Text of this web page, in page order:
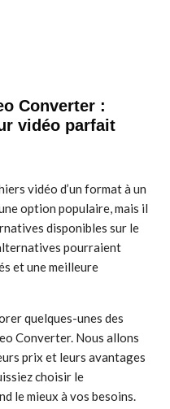
Converter :
vidéo parfait
vidéo d’un format à un
option populaire, mais il
disponibles sur le
pourraient
et une meilleure
quelques-unes des
Converter. Nous allons
prix et leurs avantages
choisir le
le mieux à vos besoins.